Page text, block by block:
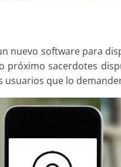
nuevo software para
próximo sacerdotes
usuarios que lo